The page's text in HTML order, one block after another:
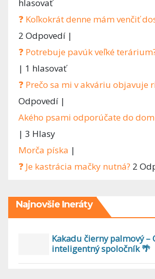
hlasovať
❓ Koľkokrát denne mám venčiť
2 Odpovedí |
❓ Potrebuje pavúk veľké
| 1 hlasovať
❓ Prečo sa mi v akváriu objavuje
Odpovedí |
Akého psami odporúčate do
| 3 Hlasy
Morča píska |
❓ Je kastrácia mačky nutná? 2
Najnovšie Ineráty
Kakadu čierny palmový
inteligentný spoločník 🌴